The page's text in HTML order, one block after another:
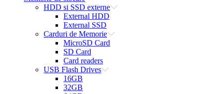
HDD si SSD externe
External HDD
External SSD
Carduri de Memorie
MicroSD Card
SD Card
Card readers
USB Flash Drives
16GB
32GB